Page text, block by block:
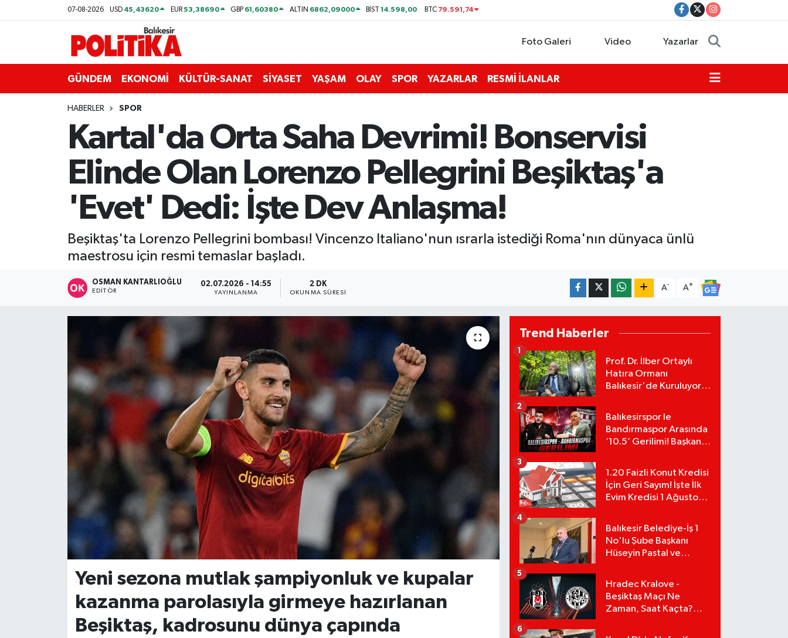
07-08-2026 USD 45,43620 EUR53,38690 GBP 61,60380 ALTIN 6862,09000 BİST14.598,00 BTC 79.591,74
Foto Galeri Video Yazarlar
GÜNDEM EKONOMİ KÜLTÜR-SANAT SİYASET YAŞAM OLAY SPOR YAZARLAR RESMİ İLANLAR
HABERLER SPOR
Kartal'da Orta Saha Devrimi! Bonservisi
Elinde Olan Lorenzo Pellegrini Beşiktaş'a
'Evet' Dedi: İşte Dev Anlaşma!
Beşiktaş'ta Lorenzo Pellegrini bombası! Vincenzo Italiano'nun ısrarla istediği Roma'nın dünyaca ünlü
maestrosu için resmi temaslar başladı.
OSMAN KANTARLIOĞLU
EDITÖR
02.07.2026 - 14:55
YAYINLANMA
2 DK
OKUNMA SÜRESI
A- A+
Yeni sezona mutlak şampiyonluk ve kupalar
kazanma parolasıyla girmeye hazırlanan
Beşiktaş, kadrosunu dünya çapında
Trend Haberler
Prof. Dr. İlber Ortaylı
Hatıra Ormanı
Balıkesir'de Kuruluyor!
1
Balıkesirspor le
Bandırmaspor Arasında
‘10.5’ Gerilimi! Başkan
Tepki!
2
1.20 Faizli Konut Kredisi
İçin Geri Sayım! İşte İlk
Evim Kredisi 1 Ağustos
Hesaplama Tablosu:
3
Balıkesir Belediye-İş 1
No'lu Şube Başkanı
Hüseyin Pastal ve
4
Hradec Kralove -
Beşiktaş Maçı Ne
Zaman, Saat Kaçta?
5
6
ASTROLOJİ
Bandırma
BİYOGRAFİLER
EKONOMİ
KENT GÜNDEMİ
Balıkesir Nöbetçi Eczaneler
Balıkesir Hava Durumu
Balıkesir Namaz Vakitleri
Balıkesir Trafik Yoğunluk Haritası
Süper Lig Puan Durumu ve Fikstür
Tüm Manşetler
Haber Arşivi